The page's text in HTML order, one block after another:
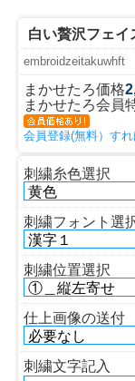
白い贅沢フェイ
embroidzeitakuwhft
まかせたろ価格
まかせたろ会員
会員登録(無料）す
刺繍糸色選択
刺繍フォント選
刺繍位置選択
仕上画像の送付
刺繍文字記入